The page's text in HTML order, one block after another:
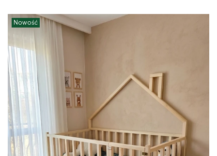
Nowość